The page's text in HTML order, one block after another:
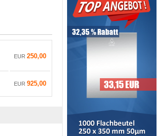
EUR 250,00
EUR 925,00